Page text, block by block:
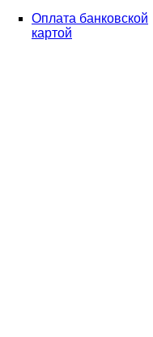
Оплата банковской
картой